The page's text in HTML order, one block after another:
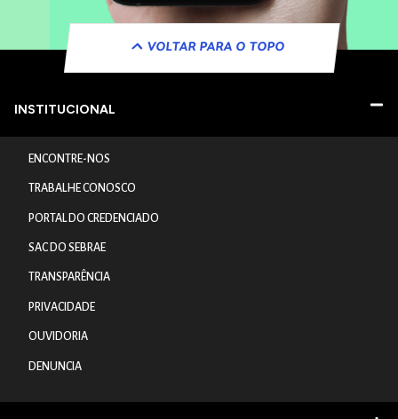
VOLTAR PARA O TOPO
INSTITUCIONAL
ENCONTRE-NOS
TRABALHE CONOSCO
PORTAL DO CREDENCIADO
SAC DO SEBRAE
TRANSPARÊNCIA
PRIVACIDADE
OUVIDORIA
DENUNCIA